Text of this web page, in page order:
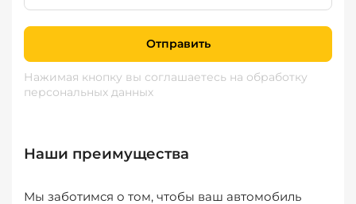
Отправить
Нажимая кнопку вы соглашаетесь на обработку
персональных данных
Наши преимущества
Мы заботимся о том, чтобы ваш автомобиль